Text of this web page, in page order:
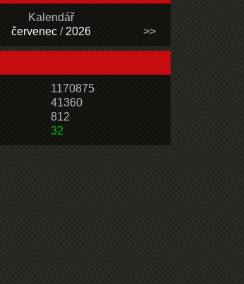
Kalendář
červenec/ 2026 >>
32
1170875
41360
812